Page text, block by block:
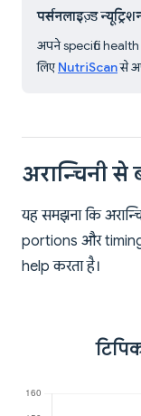
पर्सनलाइज़्ड
अपने specific health
लिए NutriScanसे
अरान्चिनी से
यह समझना कि
portions और
help करता है।